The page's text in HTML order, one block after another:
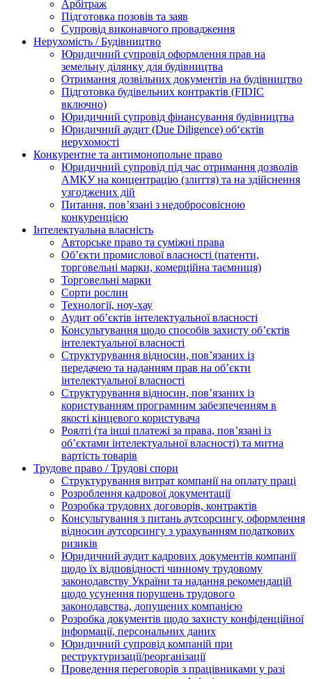
Арбітраж
Підготовка позовів та заяв
Супровід виконавчого провадження
Нерухомість / Будівництво
Юридичний супровід оформлення прав на
земельну ділянку для будівництва
Отримання дозвільних документів на будівництво
Підготовка будівельних контрактів (FIDIC
включно)
Юридичний супровід фінансування будівництва
Юридичний аудит (Due Diligence) об‘єктів
нерухомості
Конкурентне та антимонопольне право
Юридичний супровід під час отримання дозволів
АМКУ на концентрацію (злиття) та на здійснення
узгоджених дій
Питання, пов’язані з недобросовісною
конкуренцією
Інтелектуальна власність
Авторське право та суміжні права
Oб’єкти промислової власності (патенти,
торговельні марки, комерційна таємниця)
Торговельні марки
Сорти рослин
Технології, ноу-хау
Аудит об’єктів інтелектуальної власності
Консультування щодо способів захисту об’єктів
інтелектуальної власності
Структурування відносин, пов’язаних із
передачею та наданням прав на об’єкти
інтелектуальної власності
Структурування відносин, пов’язаних із
користуванням програмним забезпеченням в
якості кінцевого користувача
Роялті (та інші платежі за права, пов’язані із
об’єктами інтелектуальної власності) та митна
вартість товарів
Трудове право / Трудові спори
Cтруктурування витрат компанії на оплату праці
Розроблення кадрової документації
Розробка трудових договорів, контрактів
Консультування з питань аутсорсингу, оформлення
відносин аутсорсингу з урахуванням податкових
ризиків
Юридичний аудит кадрових документів компанії
щодо їх відповідності чинному трудовому
законодавству України та надання рекомендацій
щодо усунення порушень трудового
законодавства, допущених компанією
Розробка документів щодо захисту конфіденційної
інформації, персональних даних
Юридичний супровід компаній при
реструктуризації/реорганізації
Проведення переговорів з працівниками у разі